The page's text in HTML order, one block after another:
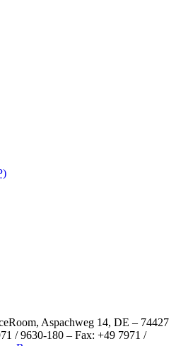
Aspachweg 14, DE – 74427
/ 9630-180 – Fax: +49 7971 /